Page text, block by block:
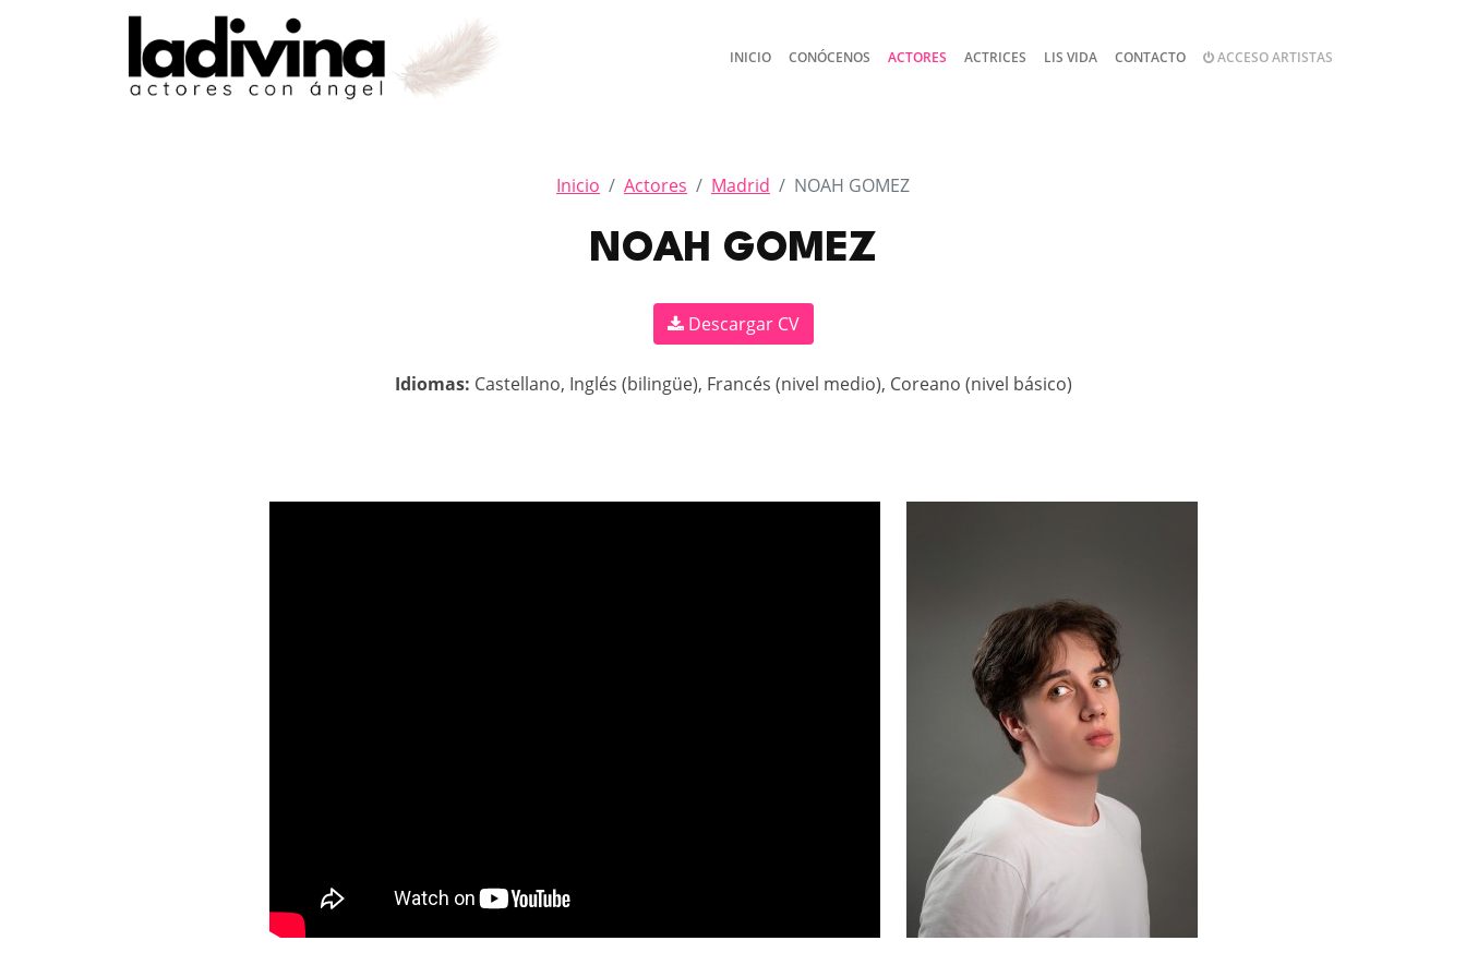
INICIO CONÓCENOS ACTORES ACTRICES LIS VIDA CONTACTO ACCESO ARTISTAS
Inicio Actores Madrid NOAH GOMEZ
NOAH GOMEZ
Descargar CV
Idiomas: Castellano, Inglés (bilingüe), Francés (nivel medio), Coreano (nivel básico)